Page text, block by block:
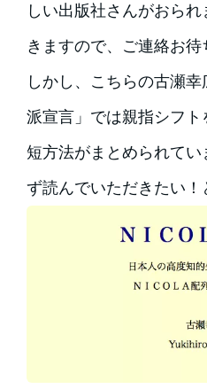
しい出版社さんがおら
きますので、ご連絡お待
しかし、こちらの古瀬
派宣言」では親指シフ
短方法がまとめられて
ず読んでいただきたい！